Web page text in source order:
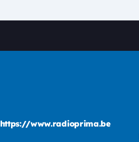
https://www.radioprima.be